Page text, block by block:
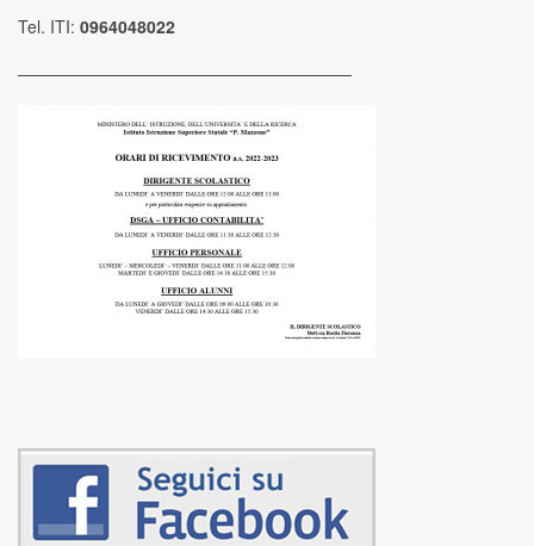
Tel. ITI: 0964048022
————————————————————